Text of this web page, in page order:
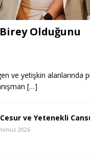
Olduğunu
ve yetişkin alanlarında
[…]
ve Yetenekli
2026